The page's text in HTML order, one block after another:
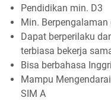
Pendidikan min. D3
Min.
Dapat berperilaku
terbiasa bekerja
Bisa berbahasa
Mampu
SIM A